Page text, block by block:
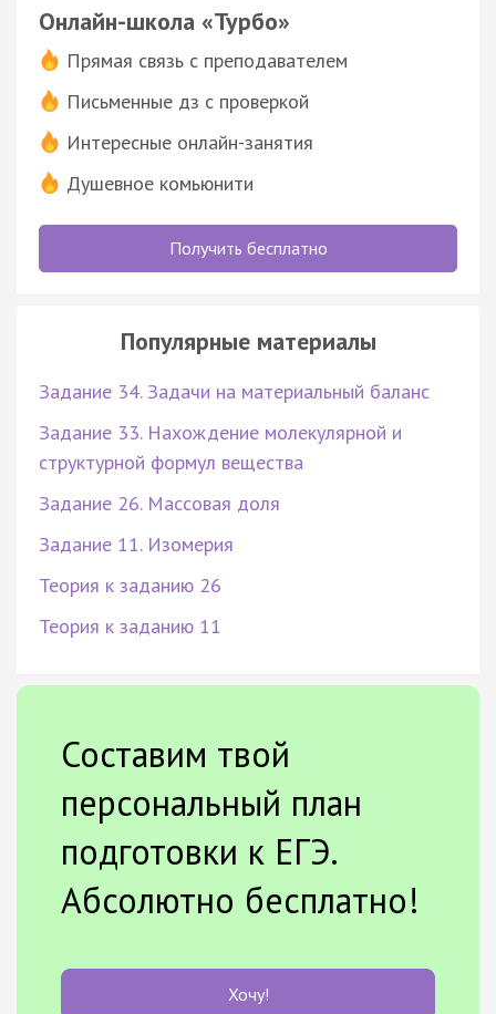
Онлайн-школа «Турбо»
Прямая связь с преподавателем
Письменные дз с проверкой
Интересные онлайн-занятия
Душевное комьюнити
Получить бесплатно
Популярные материалы
Задание 34. Задачи на материальный баланс
Задание 33. Нахождение молекулярной и
структурной формул вещества
Задание 26. Массовая доля
Задание 11. Изомерия
Теория к заданию 26
Теория к заданию 11
Составим твой
персональный план
подготовки к ЕГЭ.
Абсолютно бесплатно!
Хочу!